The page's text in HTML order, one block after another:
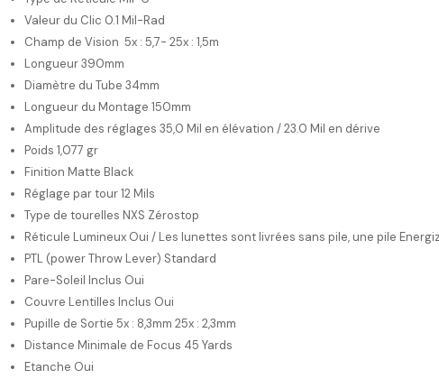
Valeur du Clic 0.1 Mil-Rad
Champ de Vision 5x : 5,7- 25x : 1,5m
Longueur 390mm
Diamètre du Tube 34mm
Longueur du Montage 150mm
Amplitude des réglages 35,0 Mil en élévation / 23.0 Mil en dérive
Poids 1,077 gr
Finition Matte Black
Réglage par tour 12 Mils
Type de tourelles NXS Zérostop
Réticule Lumineux Oui / Les lunettes sont livrées sans pile, une pile
PTL (power Throw Lever) Standard
Pare-Soleil Inclus Oui
Couvre Lentilles Inclus Oui
Pupille de Sortie 5x : 8,3mm 25x : 2,3mm
Distance Minimale de Focus 45 Yards
Etanche Oui